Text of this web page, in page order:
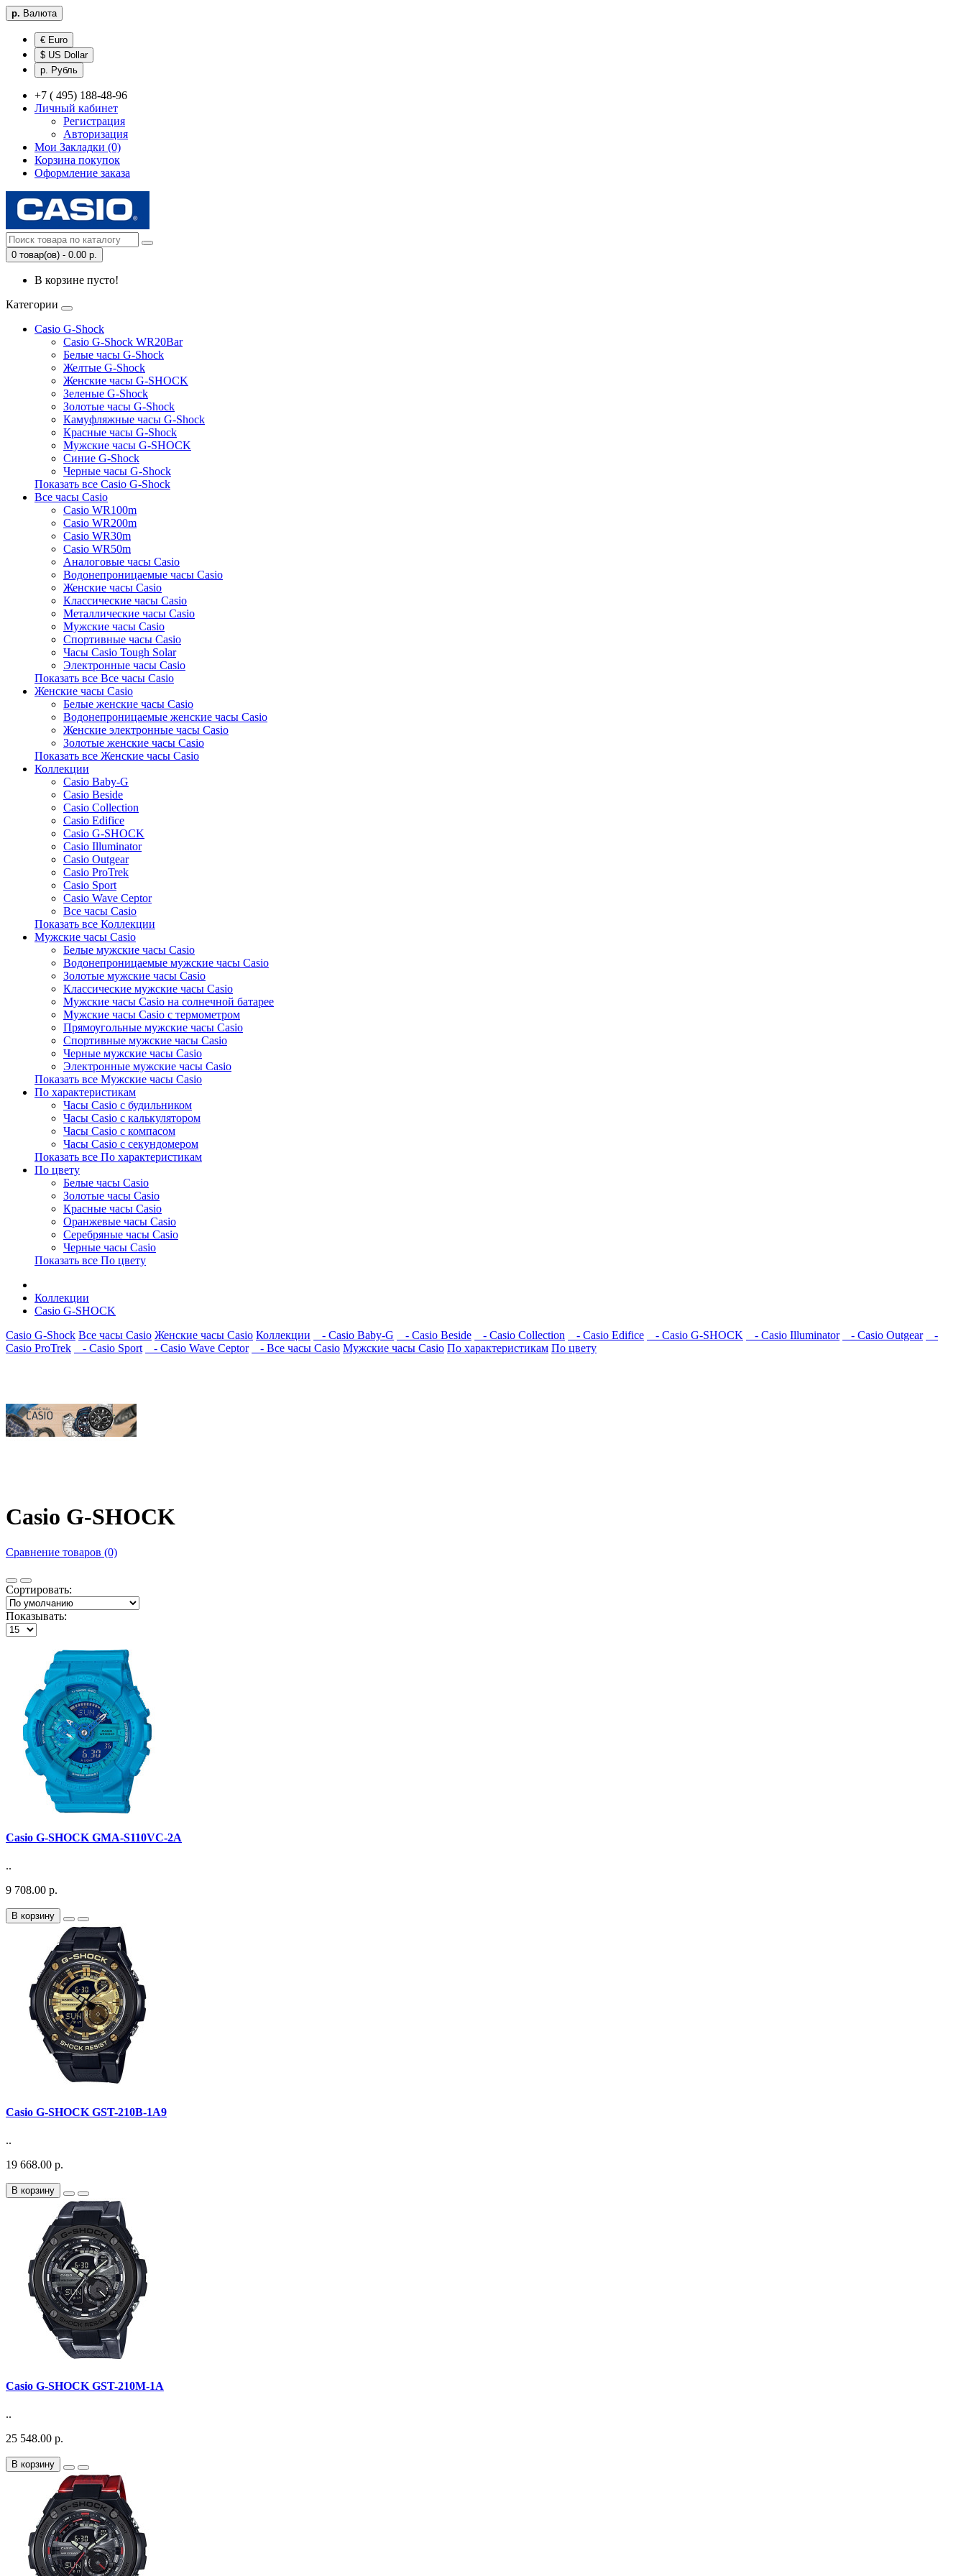
р. Валюта
€ Euro
$ US Dollar
р. Рубль
+7 ( 495) 188-48-96
Личный кабинет
Регистрация
Авторизация
Мои Закладки (0)
Корзина покупок
Оформление заказа
0 товар(ов) - 0.00 р.
В корзине пусто!
Категории
Casio G-Shock
Casio G-Shock WR20Bar
Белые часы G-Shock
Желтые G-Shock
Женские часы G-SHOCK
Зеленые G-Shock
Золотые часы G-Shock
Камуфляжные часы G-Shock
Красные часы G-Shock
Мужские часы G-SHOCK
Синие G-Shock
Черные часы G-Shock
Показать все Casio G-Shock
Все часы Casio
Casio WR100m
Casio WR200m
Casio WR30m
Casio WR50m
Аналоговые часы Casio
Водонепроницаемые часы Casio
Женские часы Casio
Классические часы Casio
Металлические часы Casio
Мужские часы Casio
Спортивные часы Casio
Часы Casio Tough Solar
Электронные часы Casio
Показать все Все часы Casio
Женские часы Casio
Белые женские часы Casio
Водонепроницаемые женские часы Casio
Женские электронные часы Casio
Золотые женские часы Casio
Показать все Женские часы Casio
Коллекции
Casio Baby-G
Casio Beside
Casio Collection
Casio Edifice
Casio G-SHOCK
Casio Illuminator
Casio Outgear
Casio ProTrek
Casio Sport
Casio Wave Ceptor
Все часы Casio
Показать все Коллекции
Мужские часы Casio
Белые мужские часы Casio
Водонепроницаемые мужские часы Casio
Золотые мужские часы Casio
Классические мужские часы Casio
Мужские часы Casio на солнечной батарее
Мужские часы Casio с термометром
Прямоугольные мужские часы Casio
Спортивные мужские часы Casio
Черные мужские часы Casio
Электронные мужские часы Casio
Показать все Мужские часы Casio
По характеристикам
Часы Casio с будильником
Часы Casio с калькулятором
Часы Casio с компасом
Часы Casio с секундомером
Показать все По характеристикам
По цвету
Белые часы Casio
Золотые часы Casio
Красные часы Casio
Оранжевые часы Casio
Серебряные часы Casio
Черные часы Casio
Показать все По цвету
Коллекции
Casio G-SHOCK
Casio G-Shock Все часы Casio Женские часы Casio Коллекции - Casio Baby-G - Casio Beside - Casio Collection - Casio Edifice - Casio G-SHOCK - Casio Illuminator - Casio Outgear
-
Casio ProTrek
- Casio Sport - Casio Wave Ceptor - Все часы Casio Мужские часы Casio По характеристикам По цвету
Casio G-SHOCK
Сравнение товаров (0)
Сортировать:
Показывать:
Casio G-SHOCK GMA-S110VC-2A
..
9 708.00 р.
В корзину
Casio G-SHOCK GST-210B-1A9
..
19 668.00 р.
В корзину
Casio G-SHOCK GST-210M-1A
..
25 548.00 р.
В корзину